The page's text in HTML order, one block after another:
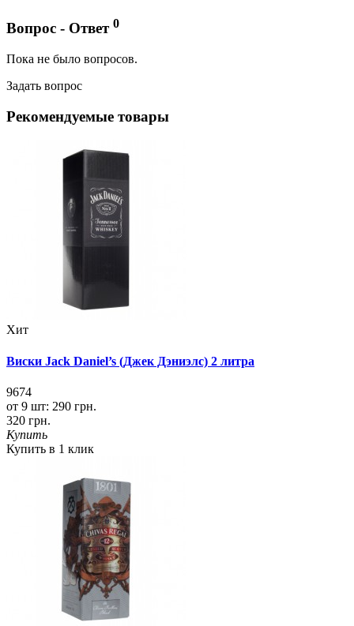
Вопрос - Ответ 0
Пока не было вопросов.
Задать вопрос
Рекомендуемые товары
Хит
Виски Jack Daniel’s (Джек Дэниэлс) 2 литра
9674
от 9 шт: 290 грн.
320 грн.
Купить
Купить в 1 клик